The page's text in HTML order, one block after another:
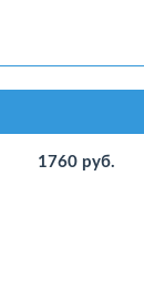
1760 руб.